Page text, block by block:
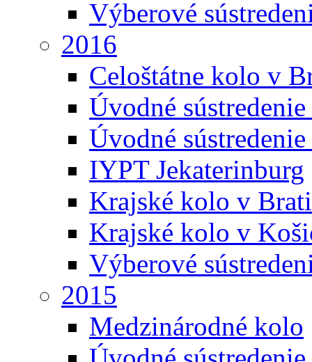
Výberové
2016
Celoštátne kolo v
Úvodné
Úvodné
IYPT Jekaterinburg
Krajské kolo v
Krajské kolo v
Výberové
2015
Medzinárodné kolo